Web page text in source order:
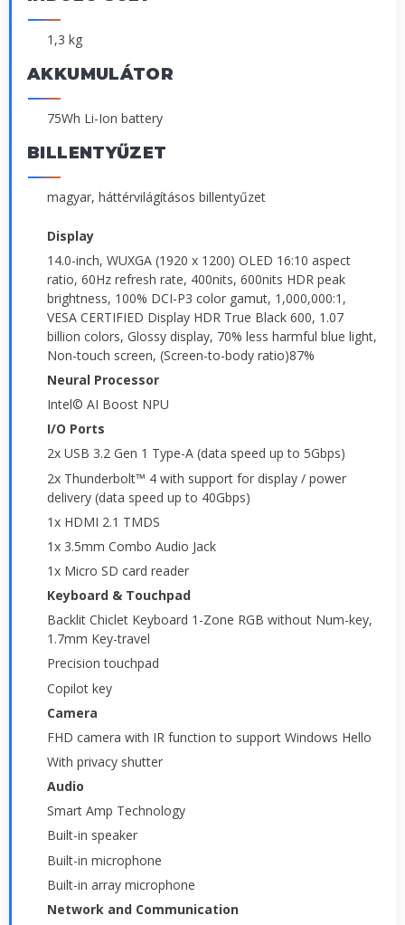
1,3 kg
AKKUMULÁTOR
75Wh Li-Ion battery
BILLENTYŰZET
magyar, háttérvilágításos billentyűzet
Display
14.0-inch, WUXGA (1920 x 1200) OLED 16:10 aspect
ratio, 60Hz refresh rate, 400nits, 600nits HDR peak
brightness, 100% DCI-P3 color gamut, 1,000,000:1,
VESA CERTIFIED Display HDR True Black 600, 1.07
billion colors, Glossy display, 70% less harmful blue light,
Non-touch screen, (Screen-to-body ratio)87%
Neural Processor
Intel© AI Boost NPU
I/O Ports
2x USB 3.2 Gen 1 Type-A (data speed up to 5Gbps)
2x Thunderbolt™ 4 with support for display / power
delivery (data speed up to 40Gbps)
1x HDMI 2.1 TMDS
1x 3.5mm Combo Audio Jack
1x Micro SD card reader
Keyboard & Touchpad
Backlit Chiclet Keyboard 1-Zone RGB without Num-key,
1.7mm Key-travel
Precision touchpad
Copilot key
Camera
FHD camera with IR function to support Windows Hello
With privacy shutter
Audio
Smart Amp Technology
Built-in speaker
Built-in microphone
Built-in array microphone
Network and Communication